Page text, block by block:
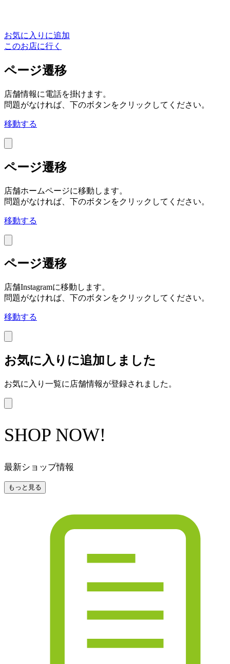
お気に入りに追加
このお店に行く
ページ遷移
店舗情報に電話を掛けます。
問題がなければ、下のボタンをクリックしてください。
移動する
ページ遷移
店舗ホームページに移動します。
問題がなければ、下のボタンをクリックしてください。
移動する
ページ遷移
店舗Instagramに移動します。
問題がなければ、下のボタンをクリックしてください。
移動する
お気に入りに追加しました
お気に入り一覧に店舗情報が登録されました。
SHOP NOW!
最新ショップ情報
もっと見る